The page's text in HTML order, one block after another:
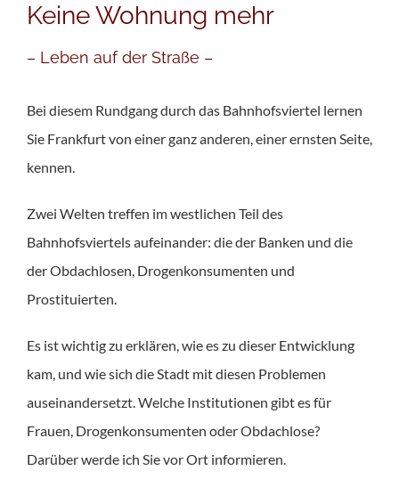
Keine Wohnung mehr
– Leben auf der Straße –
Bei diesem Rundgang durch das Bahnhofsviertel lernen
Sie Frankfurt von einer ganz anderen, einer ernsten Seite,
kennen.
Zwei Welten treffen im westlichen Teil des
Bahnhofsviertels aufeinander: die der Banken und die
der Obdachlosen, Drogenkonsumenten und
Prostituierten.
Es ist wichtig zu erklären, wie es zu dieser Entwicklung
kam, und wie sich die Stadt mit diesen Problemen
auseinandersetzt. Welche Institutionen gibt es für
Frauen, Drogenkonsumenten oder Obdachlose?
Darüber werde ich Sie vor Ort informieren.